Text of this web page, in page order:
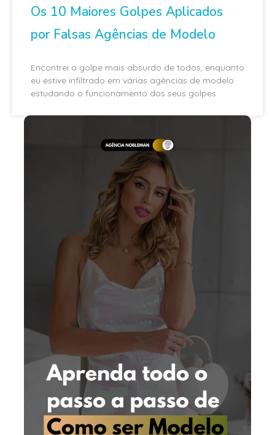
Os 10 Maiores Golpes Aplicados
por Falsas Agências de Modelo
Encontrei o golpe mais absurdo de todos, enquanto
eu estive infiltrado em várias agências de modelo
estudando o funcionamento dos seus golpes